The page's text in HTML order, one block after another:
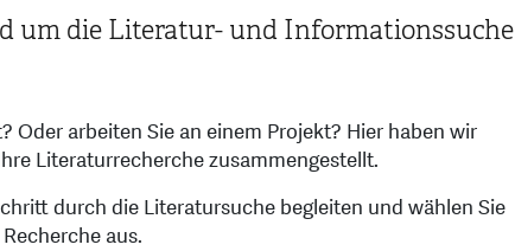
um die Literatur- und Informationssuche
Oder arbeiten Sie an einem Projekt? Hier haben wir
Literaturrecherche zusammengestellt.
durch die Literatursuche begleiten und wählen Sie
aus.